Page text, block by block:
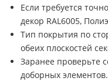
Если требуется
декор RAL6005,
Тип покрытия по
обеих плоскостей
Заранее проверьте
доборных элементов.